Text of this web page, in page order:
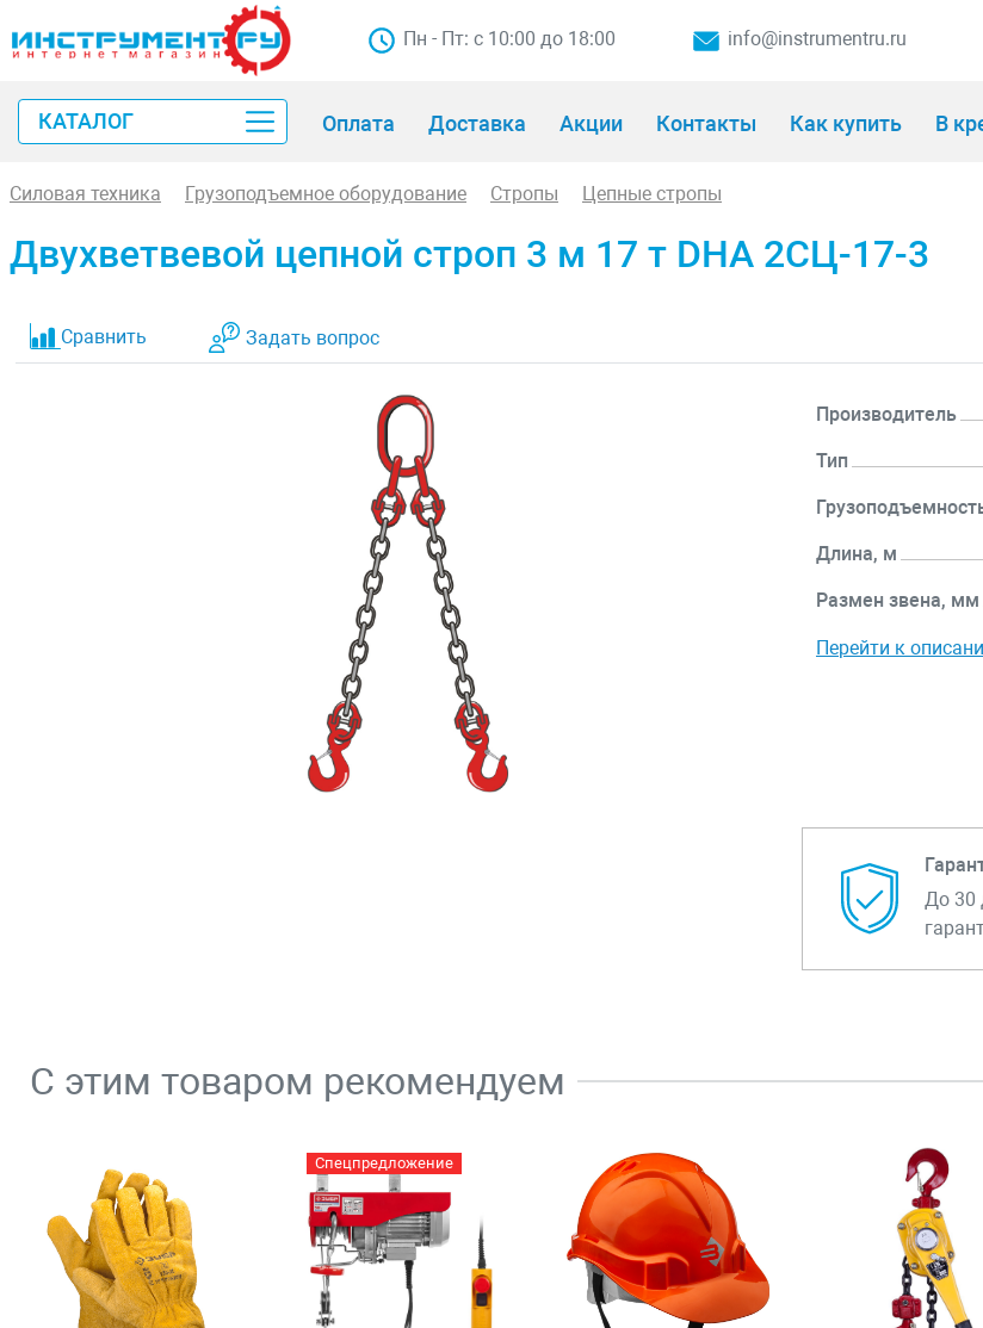
Пн - Пт: с 10:00 до 18:00 info@instrumentru.ru
КАТАЛОГ Оплата Доставка Акции Контакты Как купить В
Силовая техника Грузоподъемное оборудование Стропы Цепные стропы
Двухветвевой цепной строп 3 м 17 т DHA 2СЦ-17-3
Сравнить Задать вопрос
Производитель
Тип
Длина, м
Размен звена, мм
Перейти к
До 30
С этим товаром рекомендуем
Спецпредложение